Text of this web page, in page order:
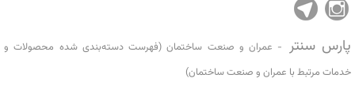
پارس سنتر - عمران و صنعت ساختمان (فهرست دسته‌بندی شده محصولات و
خدمات مرتبط با عمران و صنعت ساختمان)